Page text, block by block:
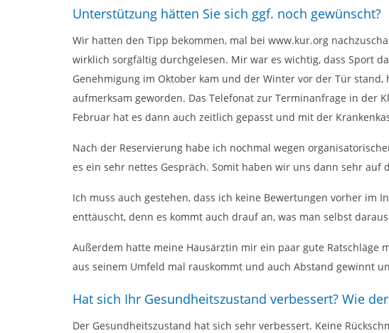
Unterstützung hätten Sie sich ggf. noch gewünscht?
Wir hatten den Tipp bekommen, mal bei www.kur.org
wirklich sorgfältig durchgelesen. Mir war es wichtig, dass Sport
Genehmigung im Oktober kam und der Winter vor der Tür
aufmerksam geworden. Das Telefonat zur Terminanfrage in der
Februar hat es dann auch zeitlich gepasst und mit der
Nach der Reservierung habe ich nochmal wegen
es ein sehr nettes Gespräch. Somit haben wir uns dann sehr
Ich muss auch gestehen, dass ich keine Bewertungen vorher
enttäuscht, denn es kommt auch drauf an, was man selbst
Außerdem hatte meine Hausärztin mir ein paar gute Ratschläge
aus seinem Umfeld mal rauskommt und auch Abstand gewinnt
Hat sich Ihr Gesundheitszustand verbessert? Wie
Der Gesundheitszustand hat sich sehr verbessert. Keine